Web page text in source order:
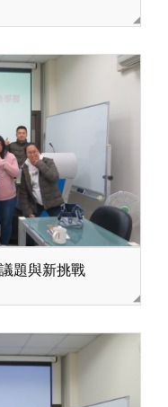
題與新挑戰